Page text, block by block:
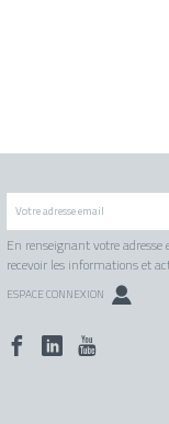
En renseignant votre adresse
recevoir les informations et
ESPACE CONNEXION